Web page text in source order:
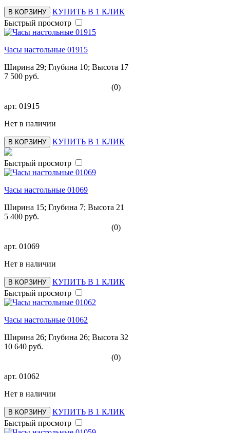
В КОРЗИНУ
КУПИТЬ В 1 КЛИК
Быстрый просмотр
Часы настольные 01915
Ширина 29; Глубина 10; Высота 17
7 500 руб.
(0)
арт. 01915
Нет в наличии
В КОРЗИНУ КУПИТЬ В 1 КЛИК
Быстрый просмотр
Часы настольные 01069
Ширина 15; Глубина 7; Высота 21
5 400 руб.
(0)
арт. 01069
Нет в наличии
В КОРЗИНУ
КУПИТЬ В 1 КЛИК
Быстрый просмотр
Часы настольные 01062
Ширина 26; Глубина 26; Высота 32
10 640 руб.
(0)
арт. 01062
Нет в наличии
В КОРЗИНУ
КУПИТЬ В 1 КЛИК
Быстрый просмотр